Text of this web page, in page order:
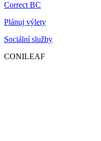
Correct BC
Plánuj výlety
Sociální služby
CONILEAF